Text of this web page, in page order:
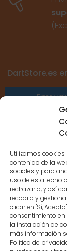
Utilizamos
contenido de la
sociales y para
uso de esta
rechazarla, y así
recopila y
clicar en "Sí,
consentimiento en
la instalación de
más información
Política de
DartStore.es
Error
CONTACTO
MENÚ
MI CUENTA